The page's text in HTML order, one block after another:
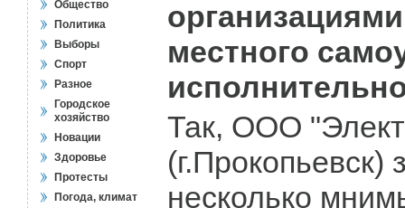
Общество
Политика
Выборы
Спорт
Разное
Городское
хозяйство
Новации
Здоровье
Протесты
Погода, климат
местного
Так, ООО
(г.Прокопьевск)
несколько